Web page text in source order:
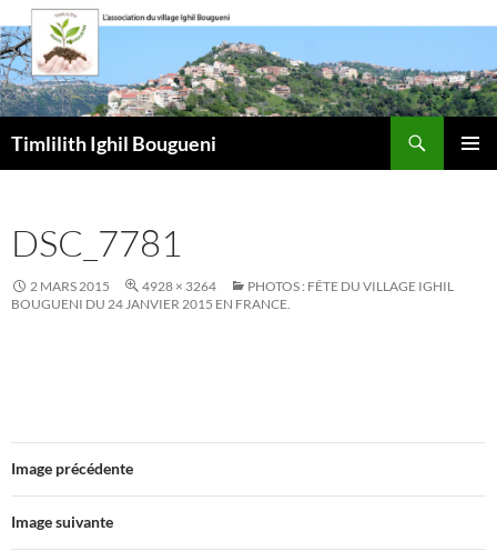
Aller
au
contenu
Timlilith Ighil Bougueni
DSC_7781
2 MARS 2015 4928 × 3264
PHOTOS : FÊTE DU VILLAGE IGHIL
BOUGUENI DU 24 JANVIER 2015 EN FRANCE.
Image précédente
Image suivante